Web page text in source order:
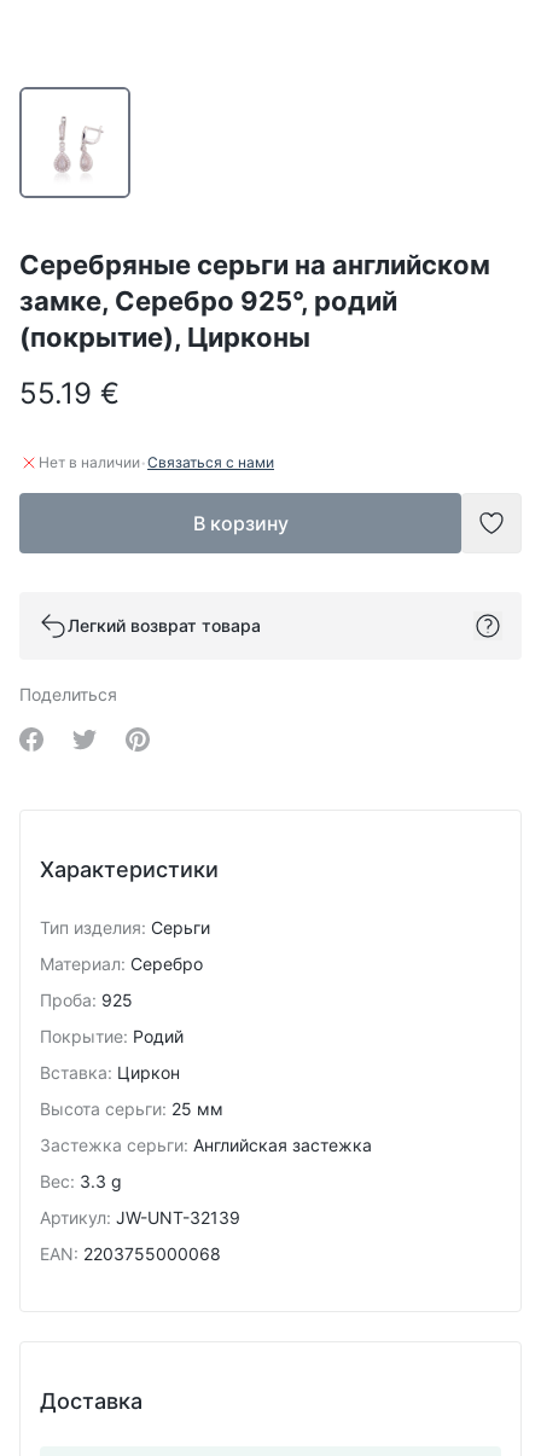
Серебряные серьги на английском
замке, Серебро 925°, родий
(покрытие), Цирконы
55.19 €
Нет в наличии·Связаться с нами
В корзину
Легкий возврат товара
Поделиться
Share on Facebook
Share on Twitter
Share on Pinterest
Характеристики
Тип изделия: Серьги
Материал: Серебро
Проба: 925
Покрытие: Родий
Вставка: Циркон
Высота серьги: 25 мм
Застежка серьги: Английская застежка
Вес: 3.3 g
Артикул: JW-UNT-32139
EAN: 2203755000068
Доставка